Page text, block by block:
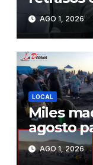
de Agua
Juliaca
AGO 1, 2026
LOCAL
Miles
agosto
realizar
AGO 1, 2026